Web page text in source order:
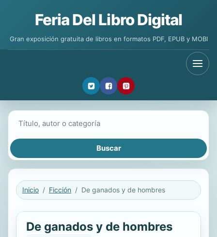
Feria Del Libro Digital
Gran exposición gratuita de libros en formatos PDF, EPUB y MOBI
Inicio Ficción De ganados y de hombres
De ganados y de hombres